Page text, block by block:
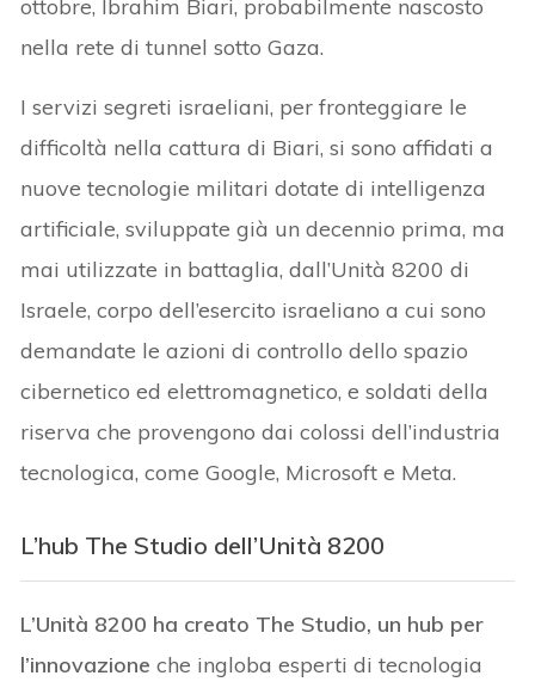
ottobre, Ibrahim Biari, probabilmente nascosto
nella rete di tunnel sotto Gaza.
I servizi segreti israeliani, per fronteggiare le
difficoltà nella cattura di Biari, si sono affidati a
nuove tecnologie militari dotate di intelligenza
artificiale, sviluppate già un decennio prima, ma
mai utilizzate in battaglia, dall’Unità 8200 di
Israele, corpo dell’esercito israeliano a cui sono
demandate le azioni di controllo dello spazio
cibernetico ed elettromagnetico, e soldati della
riserva che provengono dai colossi dell’industria
tecnologica, come Google, Microsoft e Meta.
L’hub The Studio dell’Unità 8200
L’Unità 8200 ha creato The Studio, un hub per
l’innovazione che ingloba esperti di tecnologia